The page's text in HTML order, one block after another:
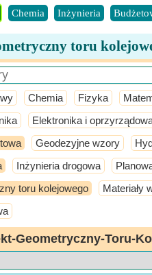
Chemia Inżynieria
toru
Chemia Fizyka
Elektronika i
Geodezyjne wzory
Inżynieria drogowa
toru kolejowego Materiały
Geometryczny-Toru-